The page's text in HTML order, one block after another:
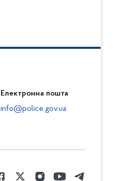
Електронна пошта
info@police.gov.ua